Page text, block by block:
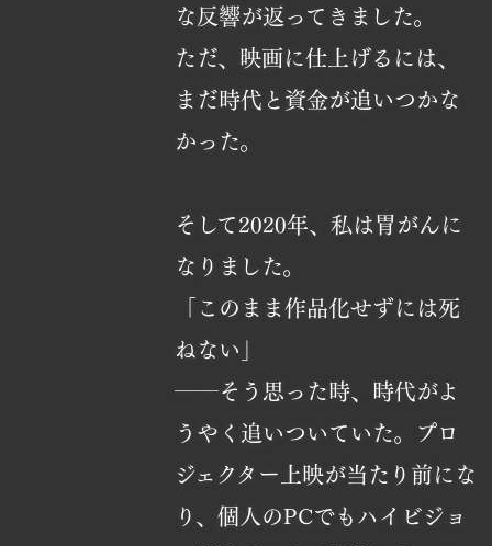
な反響が返ってきました。
ただ、映画に仕上げるには、
まだ時代と資金が追いつかな
かった。
そして2020年、私は胃がんに
なりました。
「このまま作品化せずには死
ねない」
――そう思った時、時代がよ
うやく追いついていた。プロ
ジェクター上映が当たり前にな
り、個人のPCでもハイビジョ